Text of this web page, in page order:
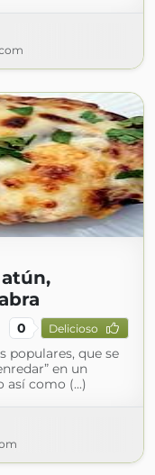
0 Delicioso
populares, que se
en un
como (...)